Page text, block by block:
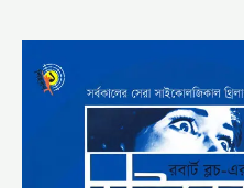
সাইকো
–
অনীশ
দাস
অপু
(PSYCHO
ANISH
DAS
APU)